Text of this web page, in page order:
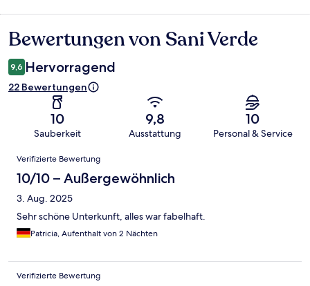
Bewertungen
Bewertungen von Sani Verde
9,6 Hervorragend
22 Bewertungen
10
Sauberkeit
9,8
Ausstattung
10
Personal & Service
Bewertungen
Verifizierte Bewertung
10/10 – Außergewöhnlich
3. Aug. 2025
Sehr schöne Unterkunft, alles war fabelhaft.
Patricia, Aufenthalt von 2 Nächten
Verifizierte Bewertung